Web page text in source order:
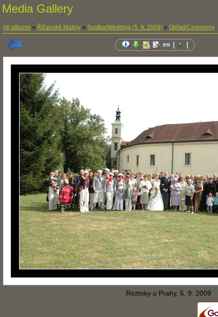
Media Gallery
All albums » Říčanské Maliny » Svatba/Wedding (5. 9. 2009) » Obřad/Ceremony
Roztoky u Prahy, 5. 9. 2009